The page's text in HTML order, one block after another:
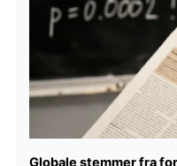
Globale stemmer fra